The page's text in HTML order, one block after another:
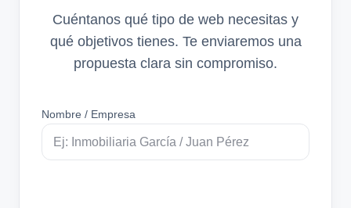
Cuéntanos qué tipo de web necesitas y
qué objetivos tienes. Te enviaremos una
propuesta clara sin compromiso.
Nombre / Empresa